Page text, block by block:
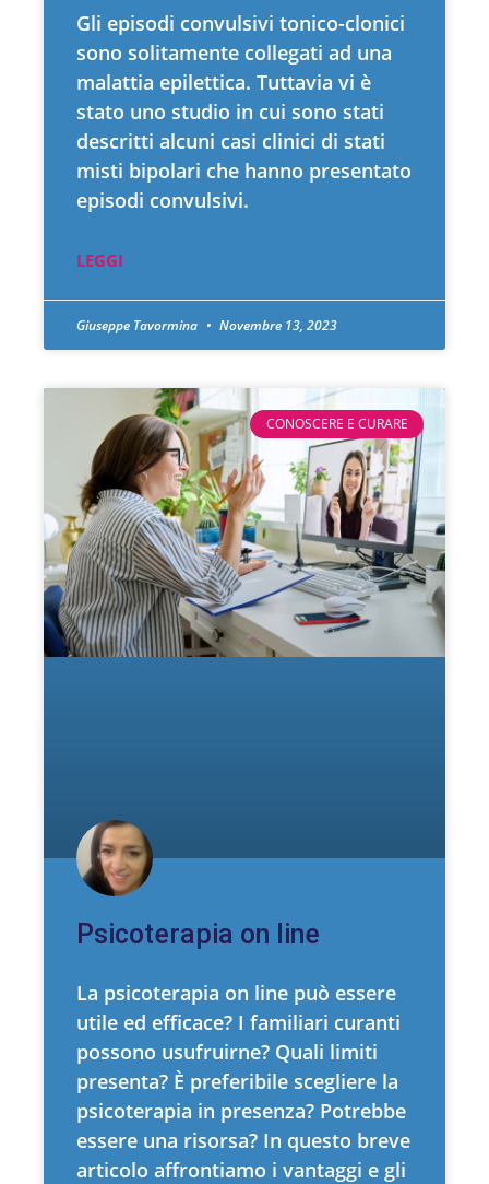
Gli episodi convulsivi tonico-clonici
sono solitamente collegati ad una
malattia epilettica. Tuttavia vi è
stato uno studio in cui sono stati
descritti alcuni casi clinici di stati
misti bipolari che hanno presentato
episodi convulsivi.
LEGGI
Giuseppe Tavormina Novembre 13, 2023
CONOSCERE E CURARE
Psicoterapia on line
La psicoterapia on line può essere
utile ed efficace? I familiari curanti
possono usufruirne? Quali limiti
presenta? È preferibile scegliere la
psicoterapia in presenza? Potrebbe
essere una risorsa? In questo breve
articolo affrontiamo i vantaggi e gli